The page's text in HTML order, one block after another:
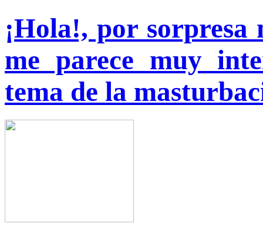
¡Hola!, por sorpresa
me parece muy
tema de la